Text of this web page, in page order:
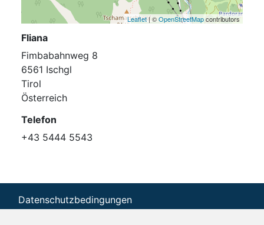
Leaflet| ©OpenStreetMapcontributors
Fliana
Fimbabahnweg 8
6561 Ischgl
Tirol
Österreich
Telefon
+43 5444 5543
Datenschutzbedingungen